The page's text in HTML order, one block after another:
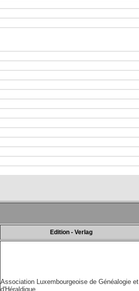
Edition - Verlag
Association Luxembourgeoise de Généalogie et
d'Héraldique